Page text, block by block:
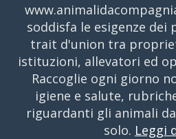
soddisfa le esigenze dei
trait d'union tra
istituzioni, allevatori ed
Raccoglie ogni giorno
igiene e salute,
riguardanti gli animali
solo. Leggi